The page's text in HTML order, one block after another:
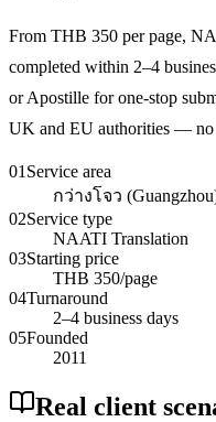
From THB 350 per page,
completed within 2–4
or Apostille for one-stop
UK and EU authorities — no
01 Service area
กว่างโจว
02Service type
NAATI Translation
03Starting price
THB 350/page
04Turnaround
2–4 business days
05Founded
2011
Real client